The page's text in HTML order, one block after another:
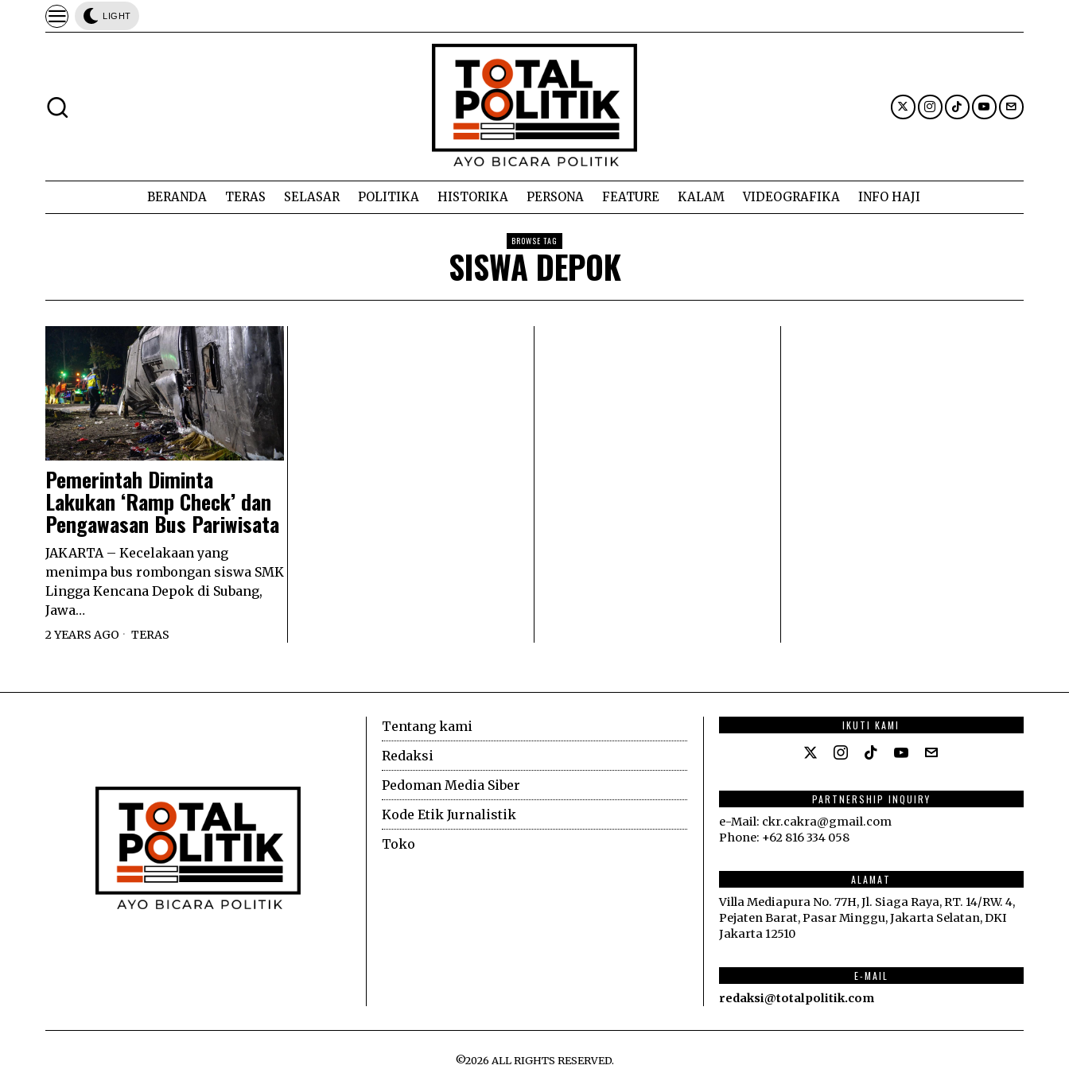
LIGHT
BERANDA TERAS SELASAR POLITIKA HISTORIKA PERSONA FEATURE KALAM VIDEOGRAFIKA INFO HAJI
BROWSE TAG
SISWA DEPOK
Pemerintah Diminta
Lakukan ‘Ramp Check’ dan
Pengawasan Bus Pariwisata
JAKARTA – Kecelakaan yang
menimpa bus rombongan siswa SMK
Lingga Kencana Depok di Subang,
Jawa…
2 YEARS AGO TERAS
Tentang kami
Redaksi
Pedoman Media Siber
Kode Etik Jurnalistik
Toko
IKUTI KAMI
PARTNERSHIP INQUIRY
e-Mail: ckr.cakra@gmail.com
Phone: +62 816 334 058
ALAMAT
Villa Mediapura No. 77H, Jl. Siaga Raya, RT. 14/RW. 4,
Pejaten Barat, Pasar Minggu, Jakarta Selatan, DKI
Jakarta 12510
E-MAIL
redaksi@totalpolitik.com
©2026 ALL RIGHTS RESERVED.